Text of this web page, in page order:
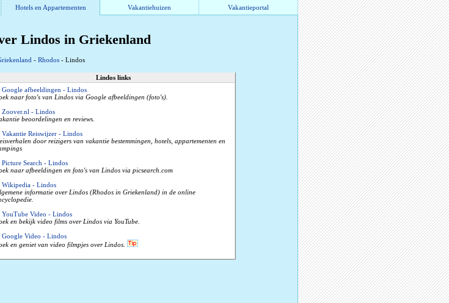
Hotels en Appartementen Vakantiehuizen Vakantieportal
Lindos in Griekenland
- Rhodos- Lindos
Lindos links
Google afbeeldingen - Lindos
naar foto's van Lindos via Google afbeeldingen (foto's).
Zoover.nl - Lindos
beoordelingen en reviews.
Vakantie Reiswijzer - Lindos
door reizigers van vakantie bestemmingen, hotels, appartementen en
Picture Search - Lindos
naar afbeeldingen en foto's van Lindos via picsearch.com
Wikipedia - Lindos
informatie over Lindos (Rhodos in Griekenland) in de online
YouTube Video - Lindos
en bekijk video films over Lindos via YouTube.
Google Video - Lindos
en geniet van video filmpjes over Lindos.